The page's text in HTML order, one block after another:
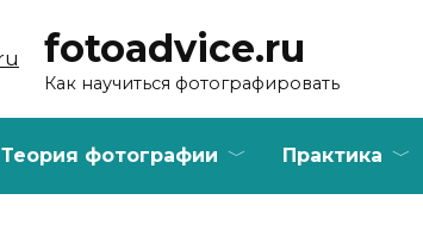
fotoadvice.ru
Как научиться фотографировать
Теория фотографии Практика